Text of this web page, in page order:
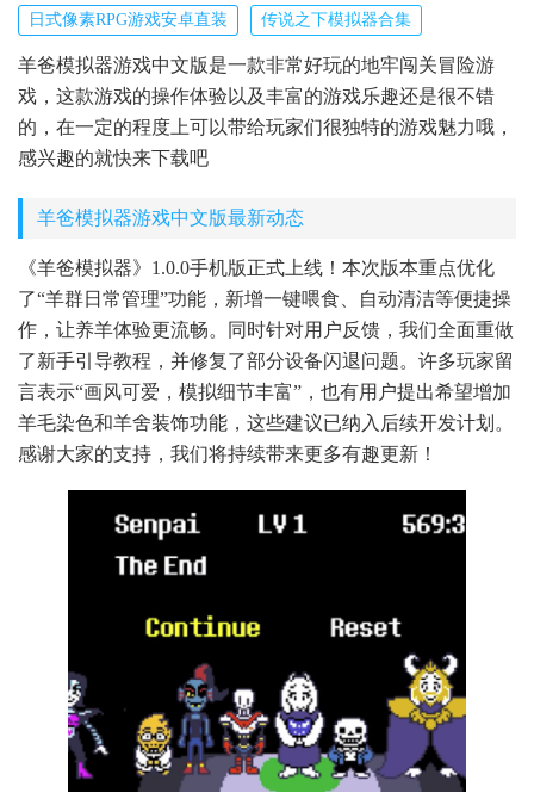
日式像素RPG游戏安卓直装 传说之下模拟器合集
羊爸模拟器游戏中文版是一款非常好玩的地牢闯关冒险游
戏，这款游戏的操作体验以及丰富的游戏乐趣还是很不错
的，在一定的程度上可以带给玩家们很独特的游戏魅力哦，
感兴趣的就快来下载吧
羊爸模拟器游戏中文版最新动态
《羊爸模拟器》1.0.0手机版正式上线！本次版本重点优化
了“羊群日常管理”功能，新增一键喂食、自动清洁等便捷操
作，让养羊体验更流畅。同时针对用户反馈，我们全面重做
了新手引导教程，并修复了部分设备闪退问题。许多玩家留
言表示“画风可爱，模拟细节丰富”，也有用户提出希望增加
羊毛染色和羊舍装饰功能，这些建议已纳入后续开发计划。
感谢大家的支持，我们将持续带来更多有趣更新！